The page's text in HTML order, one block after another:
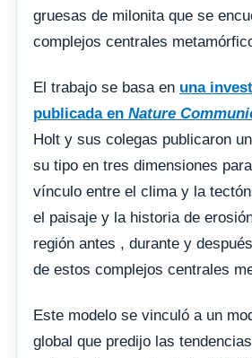
gruesas de milonita que se
complejos centrales
El trabajo se basa en una
publicada en Nature
Holt y sus colegas publicaron
su tipo en tres dimensiones
vínculo entre el clima y la
el paisaje y la historia de
región antes , durante y
de estos complejos centrales
Este modelo se vinculó a un
global que predijo las